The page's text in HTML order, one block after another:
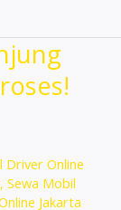
Driver Online
, Sewa Mobil
Jakarta